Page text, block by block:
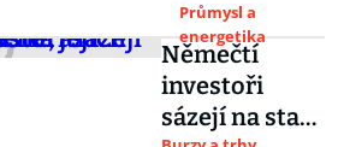
hegemonii
asijských
výrobců.
Analytici:
Musí se
Průmysl a
energetika
Němečtí
investoři
sázejí na stará